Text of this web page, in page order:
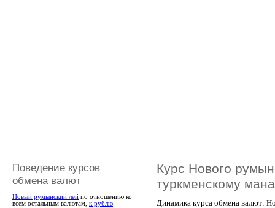
Поведение курсов
обмена валют
Новый румынский лей по отношению ко
всем остальным валютам, к рублю
Курс Нового
туркменскому
Динамика курса обмена валют: